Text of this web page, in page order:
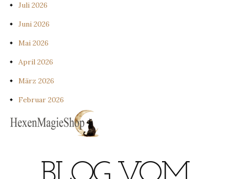
Juli 2026
Juni 2026
Mai 2026
April 2026
März 2026
Februar 2026